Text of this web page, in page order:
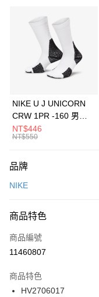
3 期 0 利率 每期
合作金庫商業銀行
華南商業銀行
上海商業儲蓄銀行
元大商業銀行
台灣樂天信用卡公司
Apple Pay
全盈+PAY
AFTEE先享後付
【關於「AFTEE先享後付」
便利好安心！
３．安心：先確認商品／服
【「AFTEE先享後付」結帳
１．於結帳方式選擇「
２．訂單成立數日內，您將
３．收到繳費通知簡訊後
ATM／網路銀行／等多元
運送方式
每筆NT$100，滿
宅配
每筆NT$100，滿
付款後門市自取
每筆NT$100，滿
NIKE U J UNICORN
CRW 1PR -160 男女
中統襪 FZ3393100
NT$446
NT$550
品牌
NIKE
商品特色
商品編號
11460807
商品特色
HV2706017